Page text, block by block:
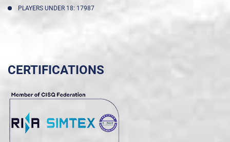
PLAYERS UNDER 18: 17987
CERTIFICATIONS